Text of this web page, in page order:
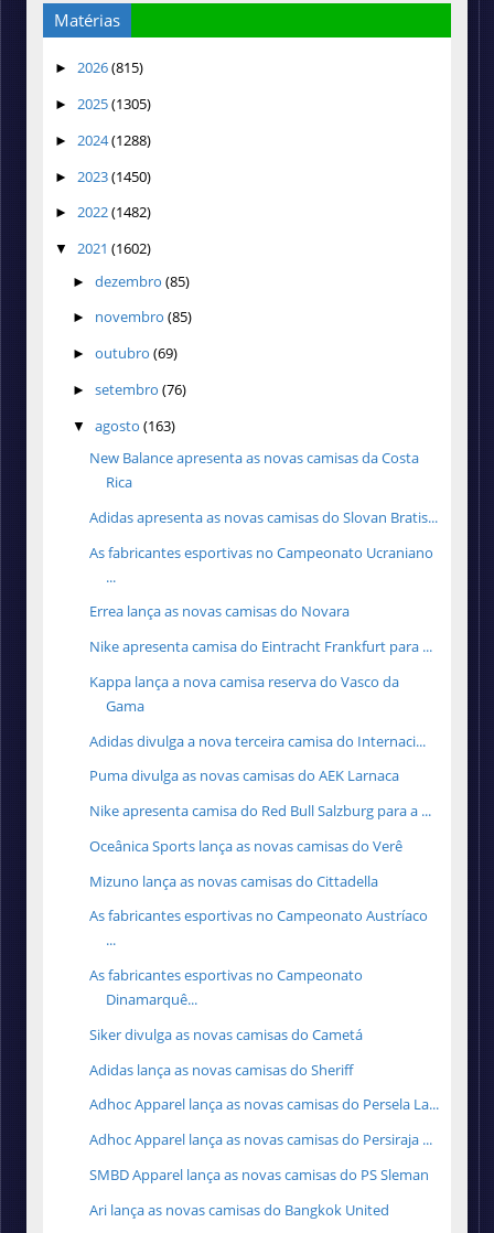
Matérias
► 2026(815)
► 2025(1305)
► 2024(1288)
► 2023(1450)
► 2022(1482)
▼ 2021 (1602)
► dezembro (85)
► novembro (85)
► outubro (69)
► setembro (76)
▼ agosto (163)
New Balance apresenta as novas camisas da Costa
Rica
Adidas apresenta as novas camisas do Slovan Bratis...
As fabricantes esportivas no Campeonato Ucraniano
...
Errea lança as novas camisas do Novara
Nike apresenta camisa do Eintracht Frankfurt para ...
Kappa lança a nova camisa reserva do Vasco da
Gama
Adidas divulga a nova terceira camisa do Internaci...
Puma divulga as novas camisas do AEK Larnaca
Nike apresenta camisa do Red Bull Salzburg para a ...
Oceânica Sports lança as novas camisas do Verê
Mizuno lança as novas camisas do Cittadella
As fabricantes esportivas no Campeonato Austríaco
...
As fabricantes esportivas no Campeonato
Dinamarquê...
Siker divulga as novas camisas do Cametá
Adidas lança as novas camisas do Sheriff
Adhoc Apparel lança as novas camisas do Persela La...
Adhoc Apparel lança as novas camisas do Persiraja ...
SMBD Apparel lança as novas camisas do PS Sleman
Ari lança as novas camisas do Bangkok United